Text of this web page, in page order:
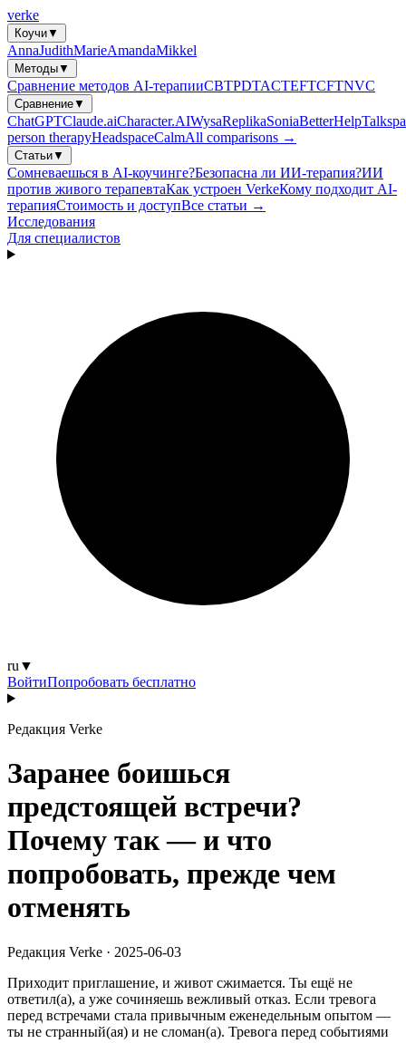
verke
Коучи▼
AnnaJudithMarieAmandaMikkel
Методы▼
Сравнение методов AI-терапииCBTPDTACTEFTCFTNVC
Сравнение▼
ChatGPTClaude.aiCharacter.AIWysaReplikaSoniaBetterHelp
person therapyHeadspaceCalmAll comparisons →
Статьи▼
Сомневаешься в AI-коучинге?Безопасна ли ИИ-терапия?ИИ
против живого терапевтаКак устроен VerkeКому подходит AI-
терапияСтоимость и доступВсе статьи →
Исследования
Для специалистов
ru ▼
ВойтиПопробовать бесплатно
Редакция Verke
Заранее боишься
предстоящей встречи?
Почему так — и что
попробовать, прежде чем
отменять
Редакция Verke · 2025-06-03
Приходит приглашение, и живот сжимается. Ты ещё не
ответил(а), а уже сочиняешь вежливый отказ. Если тревога
перед встречами стала привычным еженедельным опытом —
ты не странный(ая) и не сломан(а). Тревога перед событиями